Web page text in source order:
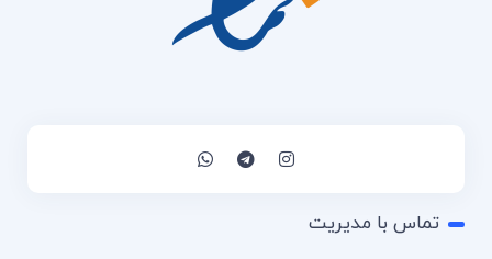
تماس با مدیریت